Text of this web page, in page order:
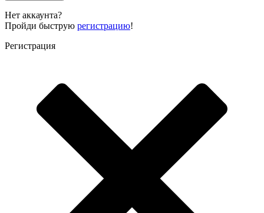
Нет аккаунта?
Пройди быструю регистрацию!
Регистрация